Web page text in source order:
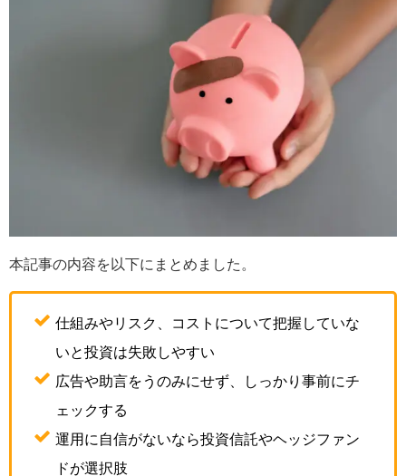
本記事の内容を以下にまとめました。
仕組みやリスク、コストについて把握していな
いと投資は失敗しやすい
広告や助言をうのみにせず、しっかり事前にチ
ェックする
運用に自信がないなら投資信託やヘッジファン
ドが選択肢